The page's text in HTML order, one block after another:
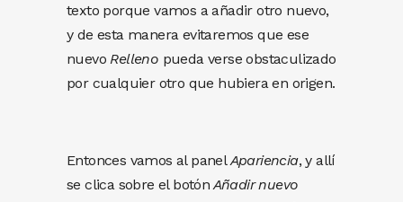
texto porque vamos a añadir otro nuevo,
y de esta manera evitaremos que ese
nuevoRelleno pueda verse obstaculizado
por cualquier otro que hubiera en origen.
Entonces vamos al panelApariencia, y allí
se clica sobre el botónAñadir nuevo